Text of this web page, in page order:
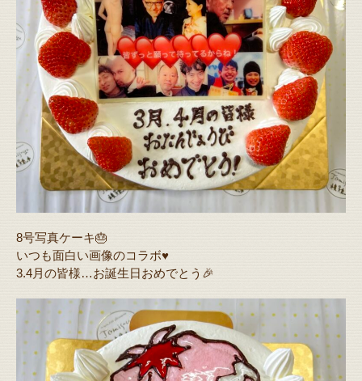
8号写真ケーキ🎂
いつも面白い画像のコラボ♥️
3.4月の皆様…お誕生日おめでとう🎉